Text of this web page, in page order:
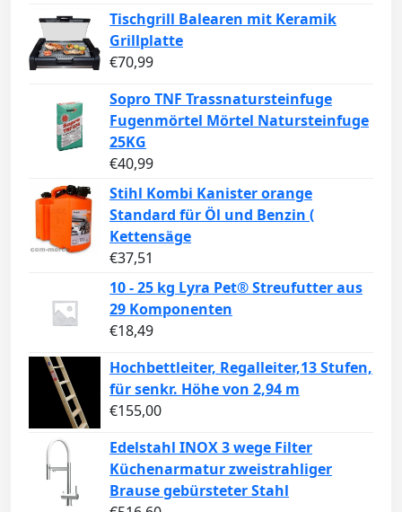
Tischgrill Balearen mit Keramik
Grillplatte
€70,99
Sopro TNF Trassnatursteinfuge
Fugenmörtel Mörtel Natursteinfuge
25KG
€40,99
Stihl Kombi Kanister orange
Standard für Öl und Benzin (
Kettensäge
€37,51
10 - 25 kg Lyra Pet® Streufutter aus
29 Komponenten
€18,49
Hochbettleiter, Regalleiter,13 Stufen,
für senkr. Höhe von 2,94 m
€155,00
Edelstahl INOX 3 wege Filter
Küchenarmatur zweistrahliger
Brause gebürsteter Stahl